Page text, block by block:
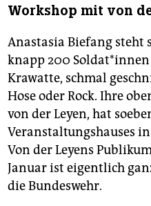
Workshop mit von
Anastasia Biefang
knapp 200
Krawatte, schmal
Hose oder Rock. Ihre
von der Leyen, hat
Veranstaltungshauses
Von der Leyens
Januar ist eigentlich
die Bundeswehr.